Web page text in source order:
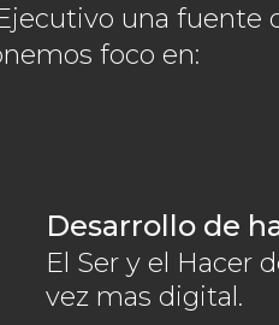
una fuente
foco en:
Desarrollo de
El Ser y el Hacer
vez mas digital.